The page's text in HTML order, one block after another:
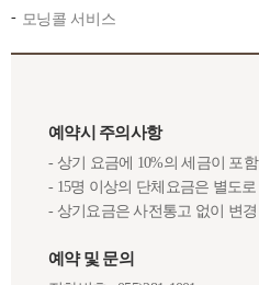
모닝콜 서비스
예약시 주의사항
- 상기 요금에 10%의 세금이 포
- 15명 이상의 단체요금은 별도
- 상기요금은 사전통고 없이 변
예약 및 문의